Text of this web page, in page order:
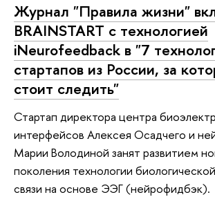
Журнал "Правила жизни"
BRAINSTART с технологией
iNeurofeedback в "7
стартапов из России, за
стоит следить"
Стартап директора центра
интерфейсов Алексея Осадчего и
Марии Володиной занят развитием
поколения технологии
связи на основе ЭЭГ (нейрофидбэк).